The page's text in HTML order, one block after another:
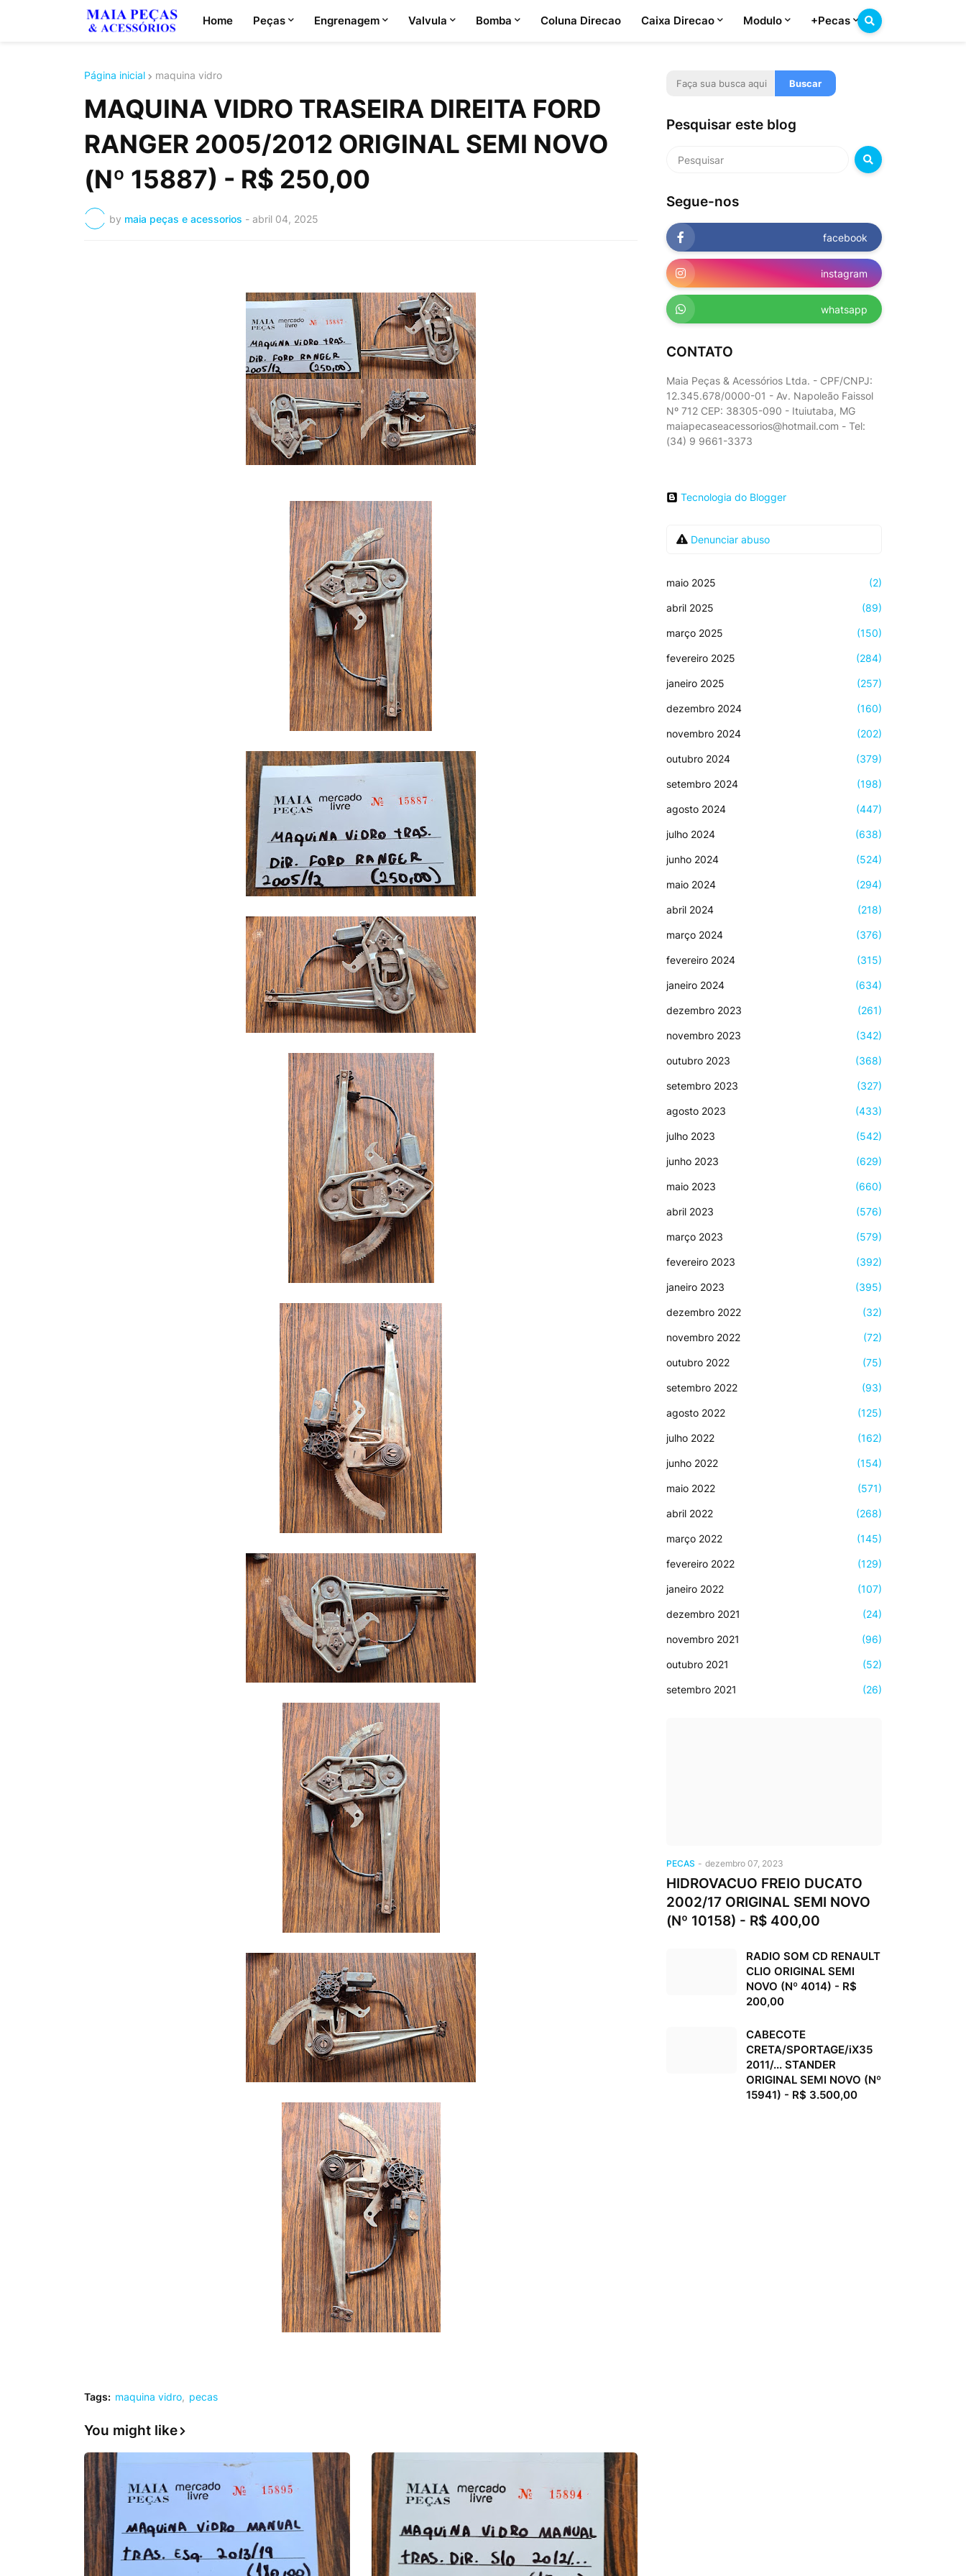
Home Peças Engrenagem Valvula Bomba Coluna Direcao Caixa Direcao Modulo +Pecas
Página inicial maquina vidro
MAQUINA VIDRO TRASEIRA DIREITA FORD
RANGER 2005/2012 ORIGINAL SEMI NOVO
(Nº 15887) - R$ 250,00
by maia peças e acessorios - abril 04, 2025
Tags: maquina vidro pecas
You might like
Pesquisar este blog
Segue-nos
facebook
instagram
whatsapp
CONTATO
Maia Peças & Acessórios Ltda. - CPF/CNPJ:
12.345.678/0000-01 - Av. Napoleão Faissol
Nº 712 CEP: 38305-090 - Ituiutaba, MG
maiapecaseacessorios@hotmail.com - Tel:
(34) 9 9661-3373
Tecnologia do Blogger
Denunciar abuso
maio 2025 (2)
abril 2025 (89)
março 2025 (150)
fevereiro 2025 (284)
janeiro 2025 (257)
dezembro 2024 (160)
novembro 2024 (202)
outubro 2024 (379)
setembro 2024 (198)
agosto 2024 (447)
julho 2024 (638)
junho 2024 (524)
maio 2024 (294)
abril 2024 (218)
março 2024 (376)
fevereiro 2024 (315)
janeiro 2024 (634)
dezembro 2023 (261)
novembro 2023 (342)
outubro 2023 (368)
setembro 2023 (327)
agosto 2023 (433)
julho 2023 (542)
junho 2023 (629)
maio 2023 (660)
abril 2023 (576)
março 2023 (579)
fevereiro 2023 (392)
janeiro 2023 (395)
dezembro 2022 (32)
novembro 2022 (72)
outubro 2022 (75)
setembro 2022 (93)
agosto 2022 (125)
julho 2022 (162)
junho 2022 (154)
maio 2022 (571)
abril 2022 (268)
março 2022 (145)
fevereiro 2022 (129)
janeiro 2022 (107)
dezembro 2021 (24)
novembro 2021 (96)
outubro 2021 (52)
setembro 2021 (26)
PECAS - dezembro 07, 2023
HIDROVACUO FREIO DUCATO
2002/17 ORIGINAL SEMI NOVO
(Nº 10158) - R$ 400,00
RADIO SOM CD RENAULT
CLIO ORIGINAL SEMI
NOVO (Nº 4014) - R$
200,00
CABECOTE
CRETA/SPORTAGE/iX35
2011/... STANDER
ORIGINAL SEMI NOVO (Nº
15941) - R$ 3.500,00